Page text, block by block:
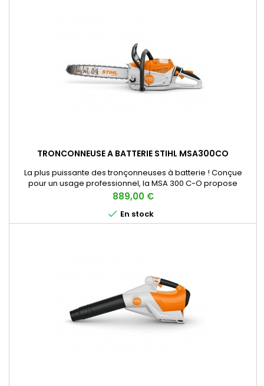
TRONCONNEUSE A BATTERIE STIHL MSA300CO
La plus puissante des tronçonneuses à batterie ! Conçue
pour un usage professionnel, la MSA 300 C-O propose
de nombreux équipements innovants (un système de
contrôle avec affichage LED, 3 modes de fonctionnement, un
capteur d’huile exclusif chez STIHL…) et une puissance à toute
épreuve. Cette tronçonneuse à batterie est un excellent
Prix
889,00 €
 En stock